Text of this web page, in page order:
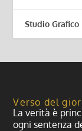
Studio Grafico
Verso del
La verità è
ogni sentenza